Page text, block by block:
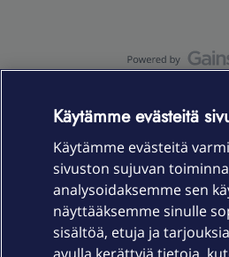
Laitteet & liittymät
Palvelut
Käytämme evästeitä
Käytämme evästeitä
sivuston sujuvan
analysoidaksemme sen
näyttääksemme sinulle
sisältöä, etuja ja